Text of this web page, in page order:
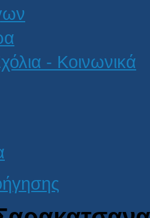
- Κοινωνικά